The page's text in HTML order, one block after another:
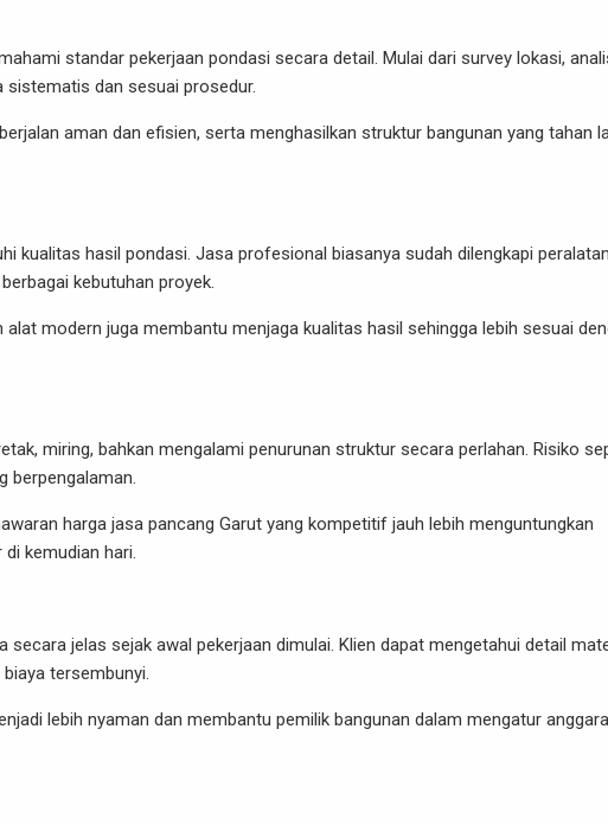
standar pekerjaan pondasi secara detail. Mulai dari survey lokasi,
sistematis dan sesuai prosedur.
aman dan efisien, serta menghasilkan struktur bangunan yang tahan
kualitas hasil pondasi. Jasa profesional biasanya sudah dilengkapi
kebutuhan proyek.
modern juga membantu menjaga kualitas hasil sehingga lebih sesuai
miring, bahkan mengalami penurunan struktur secara perlahan. Risiko
berpengalaman.
harga jasa pancang Garut yang kompetitif jauh lebih menguntungkan
kemudian hari.
jelas sejak awal pekerjaan dimulai. Klien dapat mengetahui detail
tersembunyi.
lebih nyaman dan membantu pemilik bangunan dalam mengatur